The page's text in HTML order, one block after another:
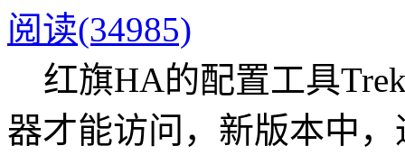
阅读(34985)
红旗HA的配置工具
器才能访问，新版本中